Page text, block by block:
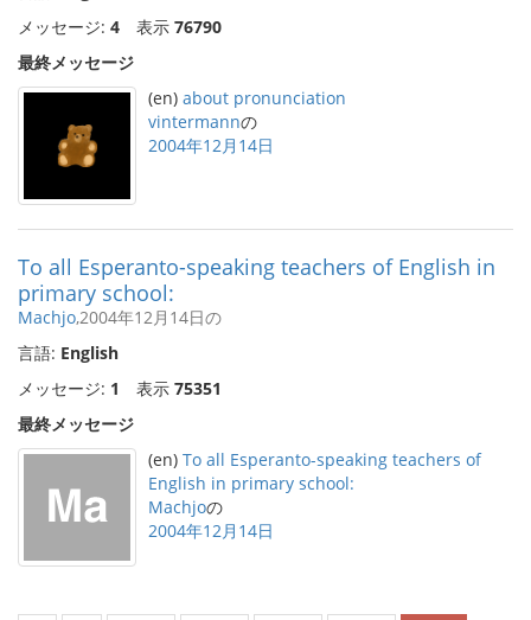
メッセージ: 4 表示 76790
最終メッセージ
(en) about pronunciation
vintermannの
2004年12月14日
To all Esperanto-speaking teachers of English in
primary school:
Machjo,2004年12月14日の
言語: English
メッセージ: 1 表示 75351
最終メッセージ
(en) To all Esperanto-speaking teachers of
English in primary school:
Machjoの
2004年12月14日